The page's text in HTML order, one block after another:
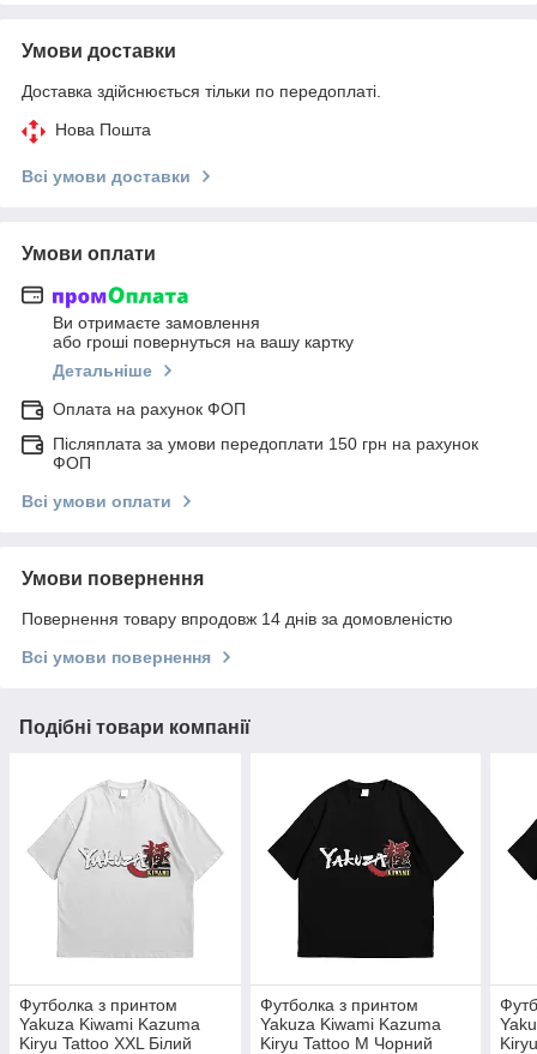
Умови доставки
Доставка здійснюється тільки по передоплаті.
Нова Пошта
Всі умови доставки
Умови оплати
Ви отримаєте замовлення
або гроші повернуться на вашу картку
Детальніше
Оплата на рахунок ФОП
Післяплата за умови передоплати 150 грн на рахунок
ФОП
Всі умови оплати
Умови повернення
Повернення товару впродовж 14 днів за домовленістю
Всі умови повернення
Подібні товари компанії
Футболка з принтом
Yakuza Kiwami Kazuma
Kiryu Tattoo XXL Білий
Футболка з принтом
Yakuza Kiwami Kazuma
Kiryu Tattoo M Чорний